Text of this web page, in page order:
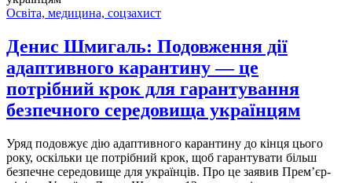
Освіта, медицина, соцзахист
Денис Шмигаль: Подовження дії
адаптивного карантину — це
потрібний крок для гарантування
безпечного середовища українцям
Уряд подовжує дію адаптивного карантину до кінця цього
року, оскільки це потрібний крок, щоб гарантувати більш
безпечне середовище для українців. Про це заявив Прем’єр-